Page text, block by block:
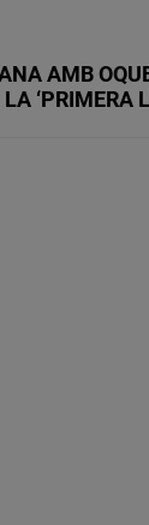
AMB
‘PRIMERA